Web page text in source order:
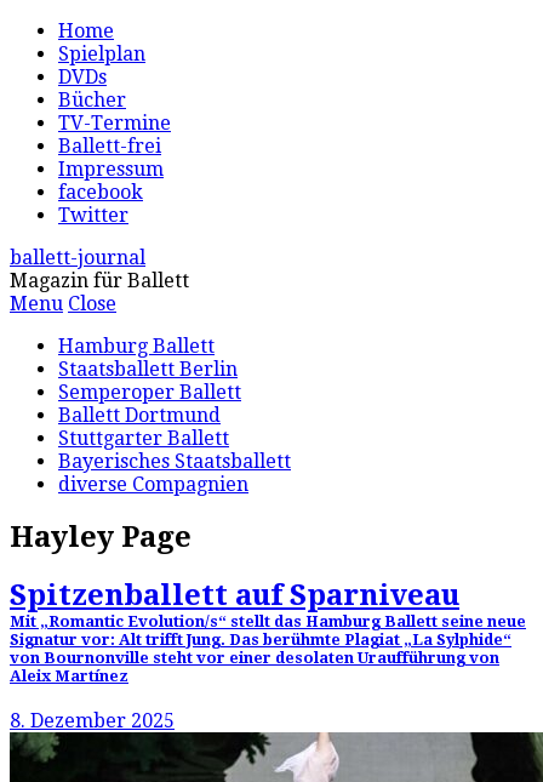
Home
Spielplan
DVDs
Bücher
TV-Termine
Ballett-frei
Impressum
facebook
Twitter
ballett-journal
Magazin für Ballett
Menu Close
Hamburg Ballett
Staatsballett Berlin
Semperoper Ballett
Ballett Dortmund
Stuttgarter Ballett
Bayerisches Staatsballett
diverse Compagnien
Hayley Page
Spitzenballett auf Sparniveau
Mit „Romantic Evolution/s“ stellt das Hamburg Ballett seine neue
Signatur vor: Alt trifft Jung. Das berühmte Plagiat „La Sylphide“
von Bournonville steht vor einer desolaten Uraufführung von
Aleix Martínez
8. Dezember 2025